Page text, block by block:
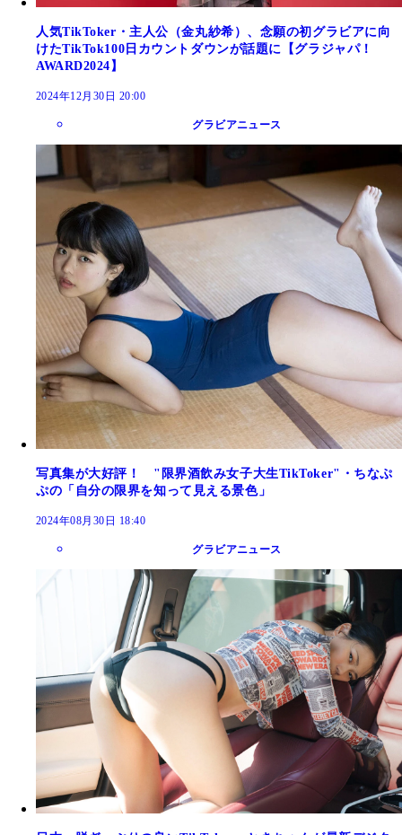
人気TikToker・主人公（金丸紗希）、念願の初グラビアに向
けたTikTok100日カウントダウンが話題に【グラジャパ！
AWARD2024】
2024年12月30日 20:00
グラビアニュース
写真集が大好評！ "限界酒飲み女子大生TikToker"・ちなぷ
ぷの「自分の限界を知って見える景色」
2024年08月30日 18:40
グラビアニュース